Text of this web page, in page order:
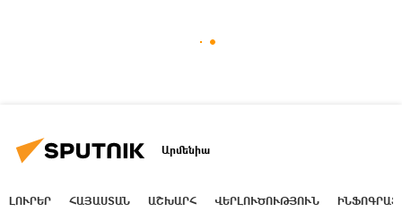
Արմենիա
ԼՈՒՐԵՐ ՀԱՅԱՍՏԱՆ ԱՇԽԱՐՀ ՎԵՐԼՈՒԾՈՒԹՅՈՒՆ